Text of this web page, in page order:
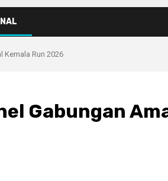
Kemala Run 2026
Gabungan